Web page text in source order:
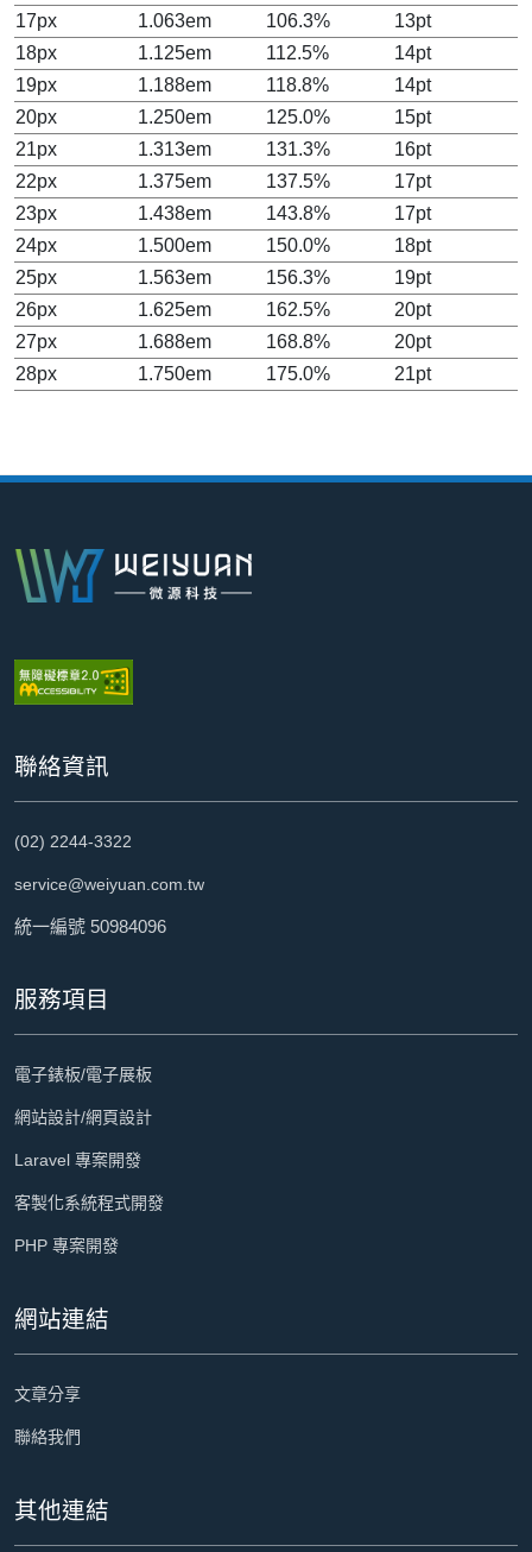
17px
1.063em 106.3%
13pt
18px
1.125em 112.5%
14pt
19px
1.188em 118.8%
14pt
20px
1.250em 125.0%
15pt
21px
1.313em 131.3%
16pt
22px
1.375em 137.5%
17pt
23px
1.438em 143.8%
17pt
24px
1.500em 150.0%
18pt
25px
1.563em 156.3%
19pt
26px
1.625em 162.5%
20pt
27px
1.688em 168.8%
20pt
28px
1.750em 175.0%
21pt
聯絡資訊
(02) 2244-3322
service@weiyuan.com.tw
統一編號 50984096
服務項目
電子錶板/電子展板
網站設計/網頁設計
Laravel 專案開發
客製化系統程式開發
PHP 專案開發
網站連結
文章分享
聯絡我們
其他連結